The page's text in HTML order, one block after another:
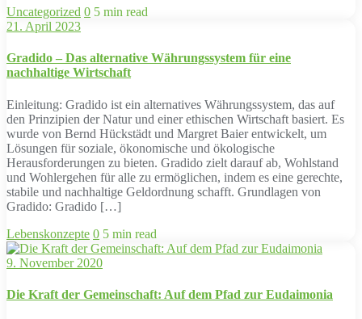
Uncategorized 0 5 min read
21. April 2023
Gradido – Das alternative Währungssystem für eine
nachhaltige Wirtschaft
Einleitung: Gradido ist ein alternatives Währungssystem, das auf
den Prinzipien der Natur und einer ethischen Wirtschaft basiert. Es
wurde von Bernd Hückstädt und Margret Baier entwickelt, um
Lösungen für soziale, ökonomische und ökologische
Herausforderungen zu bieten. Gradido zielt darauf ab, Wohlstand
und Wohlergehen für alle zu ermöglichen, indem es eine gerechte,
stabile und nachhaltige Geldordnung schafft. Grundlagen von
Gradido: Gradido […]
Lebenskonzepte 0 5 min read
9. November 2020
Die Kraft der Gemeinschaft: Auf dem Pfad zur Eudaimonia